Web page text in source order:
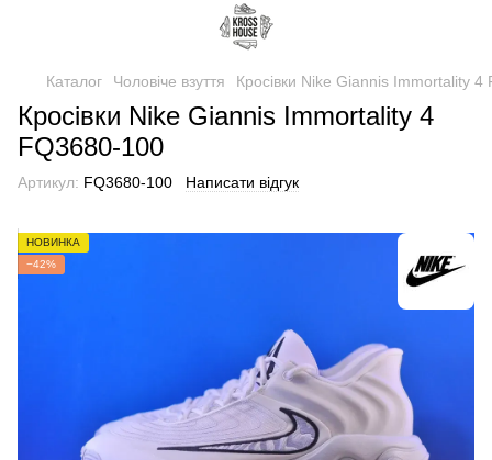
Каталог Чоловіче взуття Кросівки Nike Giannis Immortality 4
Кросівки Nike Giannis Immortality 4
FQ3680-100
Артикул: FQ3680-100 Написати відгук
НОВИНКА
−42%